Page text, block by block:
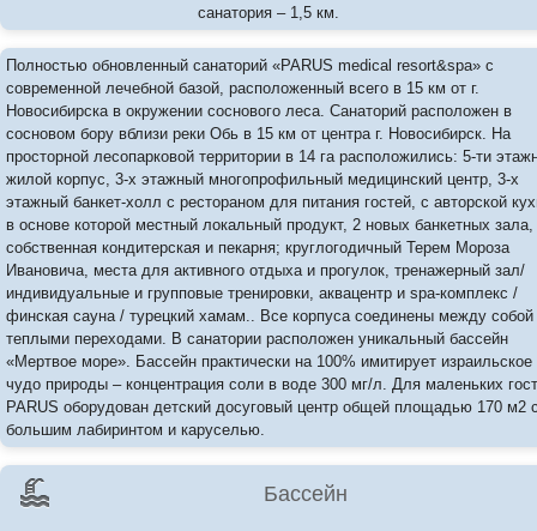
санатория – 1,5 км.
Полностью обновленный санаторий «PARUS medical resort&spa» с
современной лечебной базой, расположенный всего в 15 км от г.
Новосибирска в окружении соснового леса. Санаторий расположен в
сосновом бору вблизи реки Обь в 15 км от центра г. Новосибирск. На
просторной лесопарковой территории в 14 га расположились: 5-ти
жилой корпус, 3-х этажный многопрофильный медицинский центр, 3-х
этажный банкет-холл с рестораном для питания гостей, с авторской
в основе которой местный локальный продукт, 2 новых банкетных зала,
собственная кондитерская и пекарня; круглогодичный Терем Мороза
Ивановича, места для активного отдыха и прогулок, тренажерный зал/
индивидуальные и групповые тренировки, аквацентр и spa-комплекс /
финская сауна / турецкий хамам.. Все корпуса соединены между собой
теплыми переходами. В санатории расположен уникальный бассейн
«Мертвое море». Бассейн практически на 100% имитирует израильское
чудо природы – концентрация соли в воде 300 мг/л. Для маленьких
PARUS оборудован детский досуговый центр общей площадью 170 м2
большим лабиринтом и каруселью.
Бассейн